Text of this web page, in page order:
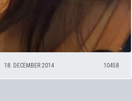
18. DECEMBER 2014 10458